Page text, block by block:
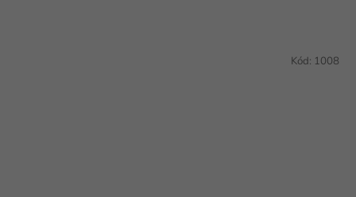
Kód: 1008